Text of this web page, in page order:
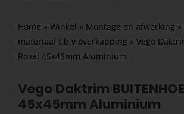
Home » Winkel » Montage en afwerking »
materiaal t.b.v overkapping » Vego
Roval 45x45mm Aluminium
Vego Daktrim
45x45mm Aluminium